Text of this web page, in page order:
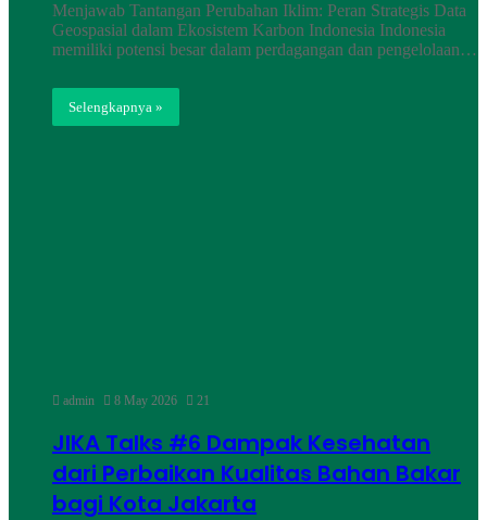
Menjawab Tantangan Perubahan Iklim: Peran Strategis Data
Geospasial dalam Ekosistem Karbon Indonesia Indonesia
memiliki potensi besar dalam perdagangan dan pengelolaan…
Selengkapnya »
admin 8 May 2026 21
JIKA Talks #6 Dampak Kesehatan
dari Perbaikan Kualitas Bahan Bakar
bagi Kota Jakarta